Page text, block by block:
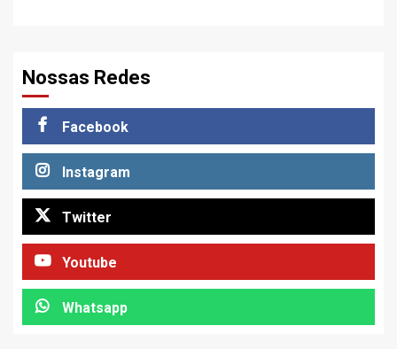
Nossas Redes
Facebook
Instagram
Twitter
Youtube
Whatsapp